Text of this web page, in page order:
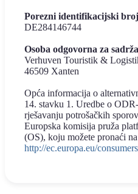
Porezni identifikacijski broj
DE284146744
Osoba odgovorna za
Verhuven Touristik &
46509 Xanten
Opća informacija o
14. stavku 1. Uredbe o
rješavanju potrošačkih
Europska komisija pruža
(OS), koju možete pronaći
http://ec.europa.eu/